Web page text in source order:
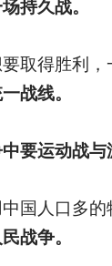
持久战。
取得胜利，
战线。
要运动战与
国人口多
战争。